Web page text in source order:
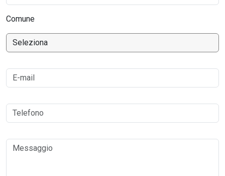
Comune